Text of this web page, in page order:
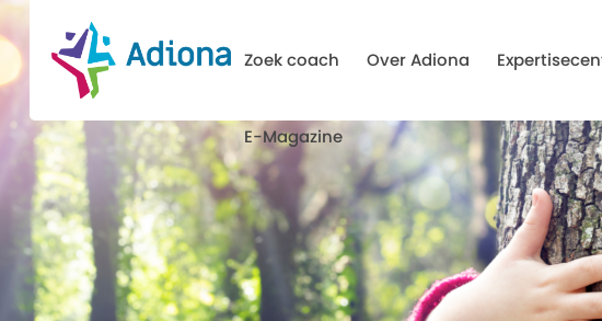
Zoek coach Over Adiona
E-Magazine